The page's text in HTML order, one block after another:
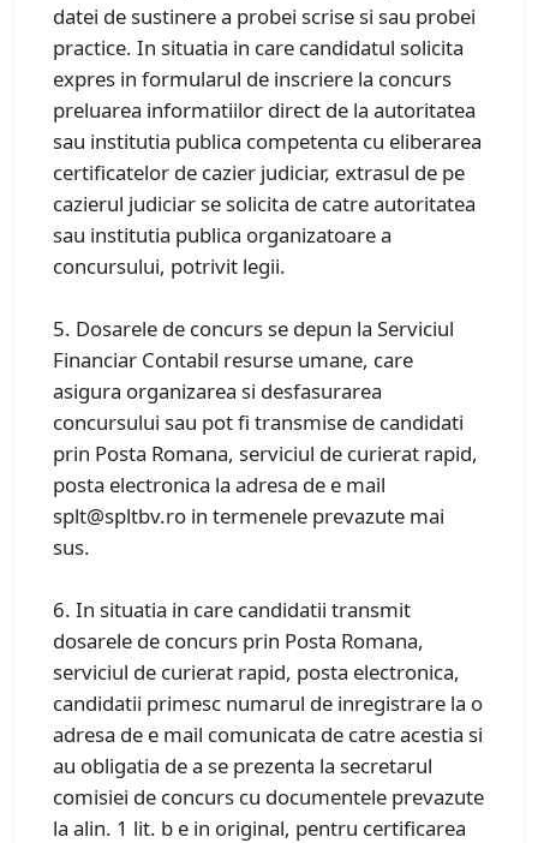
datei de sustinere a probei scrise si sau probei
practice. In situatia in care candidatul solicita
expres in formularul de inscriere la concurs
preluarea informatiilor direct de la autoritatea
sau institutia publica competenta cu eliberarea
certificatelor de cazier judiciar, extrasul de pe
cazierul judiciar se solicita de catre autoritatea
sau institutia publica organizatoare a
concursului, potrivit legii.
5. Dosarele de concurs se depun la Serviciul
Financiar Contabil resurse umane, care
asigura organizarea si desfasurarea
concursului sau pot fi transmise de candidati
prin Posta Romana, serviciul de curierat rapid,
posta electronica la adresa de e mail
splt@spltbv.ro in termenele prevazute mai
sus.
6. In situatia in care candidatii transmit
dosarele de concurs prin Posta Romana,
serviciul de curierat rapid, posta electronica,
candidatii primesc numarul de inregistrare la o
adresa de e mail comunicata de catre acestia si
au obligatia de a se prezenta la secretarul
comisiei de concurs cu documentele prevazute
la alin. 1 lit. b e in original, pentru certificarea